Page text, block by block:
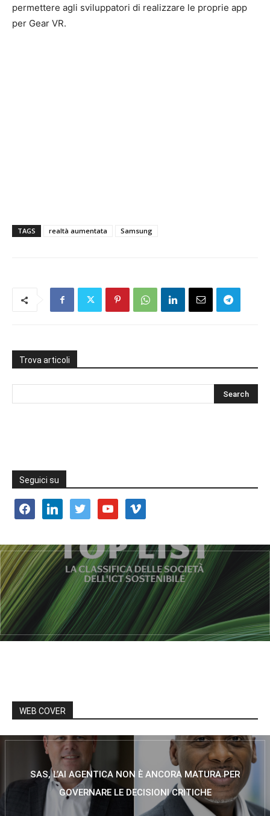
permettere agli sviluppatori di realizzare le proprie app
per Gear VR.
TAGS realtà aumentata Samsung
Trova articoli
Seguici su
facebooklinkedin twitter youtube vimeo
WEB COVER
SAS, L’AI AGENTICA NON È ANCORA MATURA PER
GOVERNARE LE DECISIONI CRITICHE